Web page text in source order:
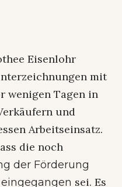
Eisenlohr
mit
wenigen Tagen in
und
Arbeitseinsatz.
die noch
der Förderung
sei. Es